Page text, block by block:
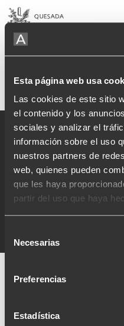
Esta página web usa
Las cookies de este sitio
el contenido y los
sociales y analizar el
información sobre el uso
nuestros partners de
web, quienes pueden
que les haya
partir del uso que haya
Necesarias
Preferencias
Estadística
Menorca.